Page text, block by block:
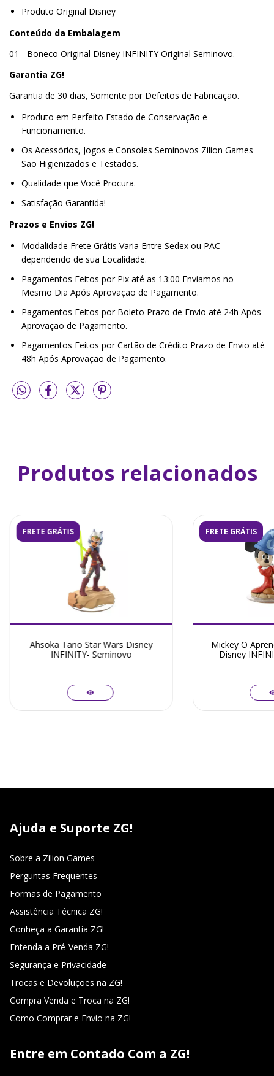
Produto Original Disney
Conteúdo da Embalagem
01 - Boneco Original Disney INFINITY Original Seminovo.
Garantia ZG!
Garantia de 30 dias, Somente por Defeitos de Fabricação.
Produto em Perfeito Estado de Conservação e
Funcionamento.
Os Acessórios, Jogos e Consoles Seminovos Zilion Games
São Higienizados e Testados.
Qualidade que Você Procura.
Satisfação Garantida!
Prazos e Envios ZG!
Modalidade Frete Grátis Varia Entre Sedex ou PAC
dependendo de sua Localidade.
Pagamentos Feitos por Pix até as 13:00 Enviamos no
Mesmo Dia Após Aprovação de Pagamento.
Pagamentos Feitos por Boleto Prazo de Envio até 24h Após
Aprovação de Pagamento.
Pagamentos Feitos por Cartão de Crédito Prazo de Envio até
48h Após Aprovação de Pagamento.
Produtos relacionados
FRETE GRÁTIS
Ahsoka Tano Star Wars Disney
INFINITY- Seminovo
FRETE GRÁTIS
Mickey O
Disney
Ajuda e Suporte ZG!
Sobre a Zilion Games
Perguntas Frequentes
Formas de Pagamento
Assistência Técnica ZG!
Conheça a Garantia ZG!
Entenda a Pré-Venda ZG!
Segurança e Privacidade
Trocas e Devoluções na ZG!
Compra Venda e Troca na ZG!
Como Comprar e Envio na ZG!
Entre em Contado Com a ZG!